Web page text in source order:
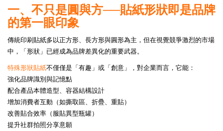
一、不只是圓與方──貼紙形狀即是品牌
的第一眼印象
傳統印刷貼紙多以正方形、長方形與圓形為主，但在視覺競爭激烈的市場
中，「形狀」已經成為品牌差異化的重要武器。
特殊形狀貼紙不僅僅是「有趣」或「創意」，對企業而言，它能：
強化品牌識別與記憶點
配合產品本體造型、容器結構設計
增加消費者互動（如撕取區、折疊、重貼）
改善貼合效率（服貼異型瓶罐）
提升社群拍照分享意願